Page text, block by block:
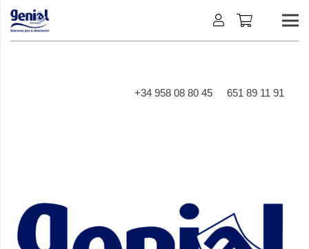
+34 958 08 80 45 651 89 11 91